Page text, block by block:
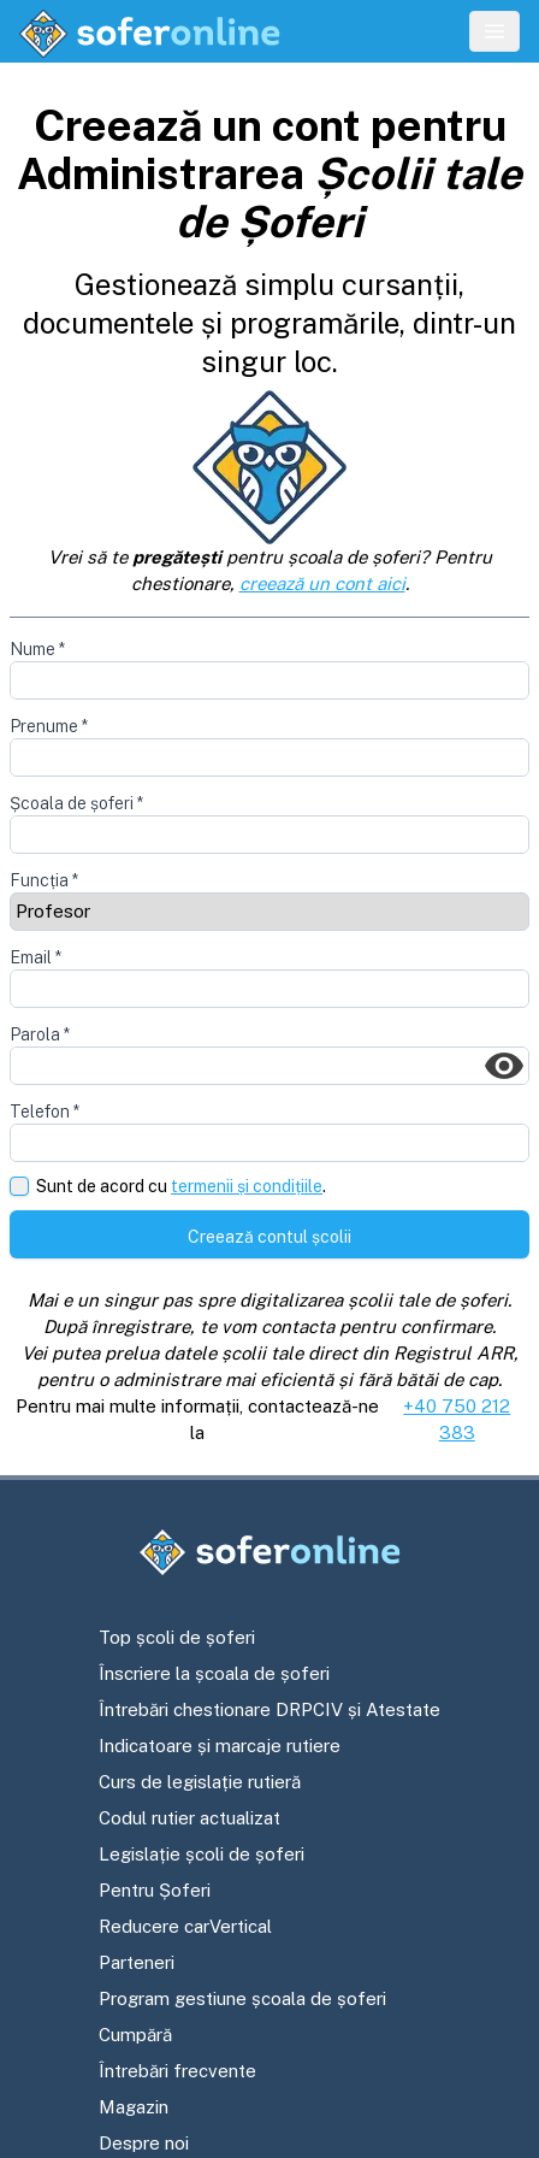
Creează un cont pentru
Administrarea Școlii tale
de Șoferi
Gestionează simplu cursanții,
documentele și programările, dintr-un
singur loc.
Vrei să te pregăteștipentru școala de șoferi? Pentru
chestionare, creează un cont aici.
Nume *
Prenume *
Școala de șoferi *
Funcția *
Email *
Parola *
Telefon *
Sunt de acord cu termenii și condițiile.
Creează contul școlii
Mai e un singur pas spre digitalizarea școlii tale de șoferi.
După înregistrare, te vom contacta pentru confirmare.
Vei putea prelua datele școlii tale direct din Registrul ARR,
pentru o administrare mai eficientă și fără bătăi de cap.
Pentru mai multe informații, contactează-ne
la
+40 750 212
383
Top școli de șoferi
Înscriere la școala de șoferi
Întrebări chestionare DRPCIV și Atestate
Indicatoare și marcaje rutiere
Curs de legislație rutieră
Codul rutier actualizat
Legislație școli de șoferi
Pentru Șoferi
Reducere carVertical
Parteneri
Program gestiune școala de șoferi
Cumpără
Întrebări frecvente
Magazin
Despre noi